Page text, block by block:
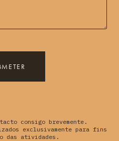
consigo brevemente.
exclusivamente para fins
das atividades.